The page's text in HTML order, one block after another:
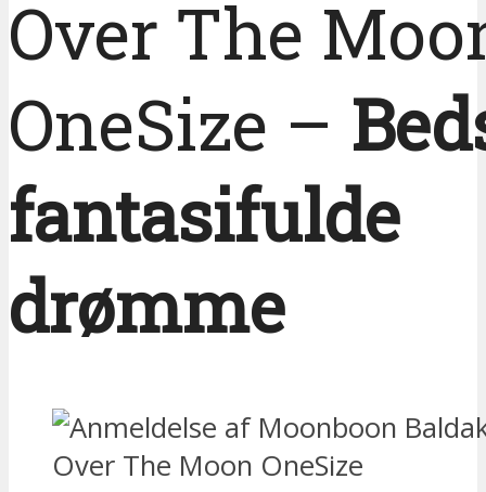
Over The
OneSize –
fantasifulde
drømme